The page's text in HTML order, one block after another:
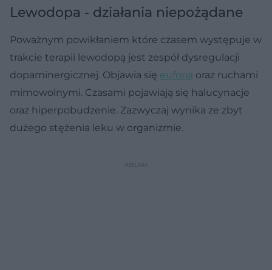
Lewodopa - działania niepożądane
Poważnym powikłaniem które czasem występuje w
trakcie terapii lewodopą jest zespół dysregulacji
dopaminergicznej. Objawia się euforią oraz ruchami
mimowolnymi. Czasami pojawiają się halucynacje
oraz hiperpobudzenie. Zazwyczaj wynika ze zbyt
dużego stężenia leku w organizmie.